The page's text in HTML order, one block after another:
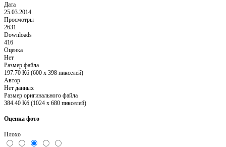
Дата
25.03.2014
Просмотры
2631
Downloads
416
Оценка
Нет
Размер файла
197.70 Кб (600 x 398 пикселей)
Автор
Нет данных
Размер оригинального файла
384.40 Кб (1024 x 680 пикселей)
Оценка фото
Плохо